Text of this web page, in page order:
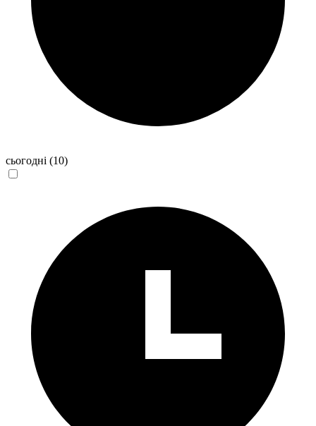
сьогодні (10)